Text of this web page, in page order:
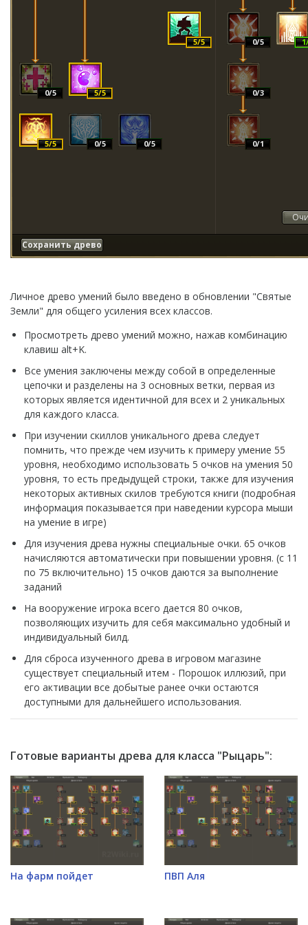
5/5
0/5 5/5
5/5 0/5 0/5
0/5 1
0/3
0/1
Сохранить древо
Личное древо умений было введено в обновлении "Святые
Земли" для общего усиления всех классов.
Просмотреть древо умений можно, нажав комбинацию
клавиш alt+K.
Все умения заключены между собой в определенные
цепочки и разделены на 3 основных ветки, первая из
которых является идентичной для всех и 2 уникальных
для каждого класса.
При изучении скиллов уникального древа следует
помнить, что прежде чем изучить к примеру умение 55
уровня, необходимо использовать 5 очков на умения 50
уровня, то есть предыдущей строки, также для изучения
некоторых активных скилов требуются книги (подробная
информация показывается при наведении курсора мыши
на умение в игре)
Для изучения древа нужны специальные очки. 65 очков
начисляются автоматически при повышении уровня. (с 11
по 75 включительно) 15 очков даются за выполнение
заданий
На вооружение игрока всего дается 80 очков,
позволяющих изучить для себя максимально удобный и
индивидуальный билд.
Для сброса изученного древа в игровом магазине
существует специальный итем - Порошок иллюзий, при
его активации все добытые ранее очки остаются
доступными для дальнейшего использования.
Готовые варианты древа для класса "Рыцарь":
На фарм пойдет ПВП Аля